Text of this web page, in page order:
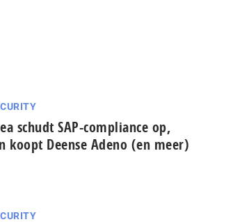
schudt SAP-compliance op,
koopt Deense Adeno (en meer)